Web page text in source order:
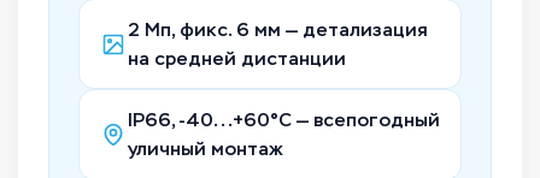
2 Мп, фикс. 6 мм — детализация
на средней дистанции
IP66, -40...+60°C — всепогодный
уличный монтаж